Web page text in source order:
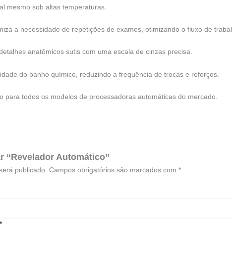
mesmo sob altas temperaturas.
a necessidade de repetições de exames, otimizando o fluxo de
anatômicos sutis com uma escala de cinzas precisa.
do banho químico, reduzindo a frequência de trocas e reforços.
para todos os modelos de processadoras automáticas do mercado.
“Revelador Automático”
publicado. Campos obrigatórios são marcados com *
*